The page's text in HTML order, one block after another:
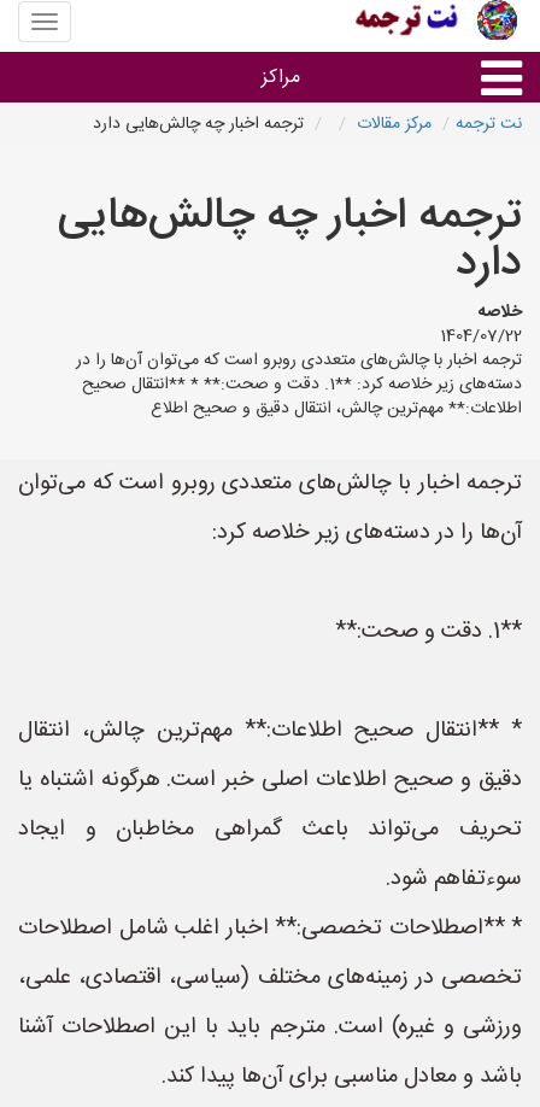
منوی
سایت
ترجمه
مراکز
دفاتر ترجمه شهرها
نت ترجمه مرکز مقالات ترجمه اخبار چه چالش‌هایی دارد
ترجمه اخبار چه چالش‌هایی
دارد
خلاصه
1404/07/22
ترجمه اخبار با چالش‌های متعددی روبرو است که می‌توان آن‌ها را در
دسته‌های زیر خلاصه کرد: **1. دقت و صحت:** * **انتقال صحیح
اطلاعات:** مهم‌ترین چالش، انتقال دقیق و صحیح اطلاع
ترجمه اخبار با چالش‌های متعددی روبرو است که می‌توان
آن‌ها را در دسته‌های زیر خلاصه کرد:
**1. دقت و صحت:**
* **انتقال صحیح اطلاعات:** مهم‌ترین چالش، انتقال
دقیق و صحیح اطلاعات اصلی خبر است. هرگونه اشتباه یا
تحریف می‌تواند باعث گمراهی مخاطبان و ایجاد
سوءتفاهم شود.
* **اصطلاحات تخصصی:** اخبار اغلب شامل اصطلاحات
تخصصی در زمینه‌های مختلف (سیاسی، اقتصادی، علمی،
ورزشی و غیره) است. مترجم باید با این اصطلاحات آشنا
باشد و معادل مناسبی برای آن‌ها پیدا کند.